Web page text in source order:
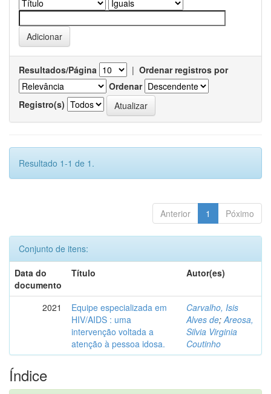
Resultados/Página | Ordenar registros por
Ordenar
Registro(s)
Resultado 1-1 de 1.
Anterior 1 Póximo
Conjunto de itens:
Data do
documento
Título Autor(es)
2021
Equipe especializada em
HIV/AIDS : uma
intervenção voltada a
atenção à pessoa idosa.
Carvalho, Isis
Alves de;Areosa,
Silvia Virginia
Coutinho
Índice